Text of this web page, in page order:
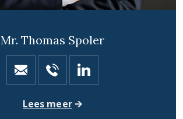
Mr. Thomas Spoler
Lees meer🡪